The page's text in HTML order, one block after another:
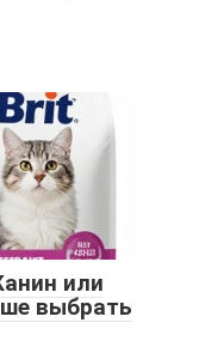
или
выбрать